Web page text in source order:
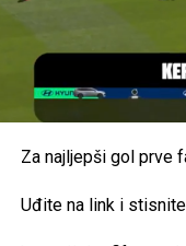
Za najljepši gol prve
Uđite na link i